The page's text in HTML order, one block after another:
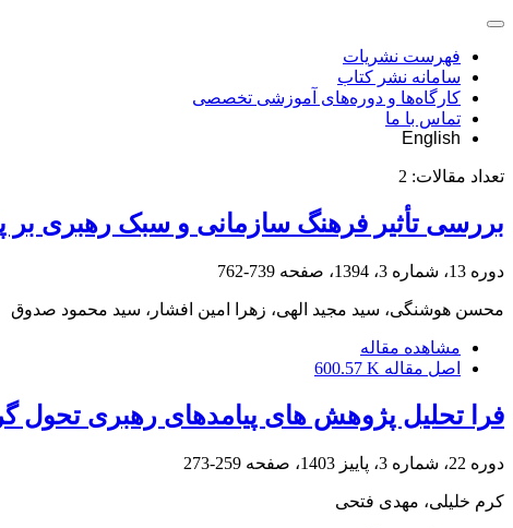
فهرست نشریات
سامانه نشر کتاب
کارگاه‌ها و دوره‌های آموزشی تخصصی
تماس با ما
English
تعداد مقالات: 2
بررسی تأثیر فرهنگ سازمانی و سبک رهبری
دوره 13، شماره 3، 1394، صفحه 739-762
محسن هوشنگی، سید مجید الهی، زهرا امین افشار، سید محمود صدوق
مشاهده مقاله
اصل مقاله 600.57 K
فرا تحلیل پژوهش های پیامدهای رهبری تحول
دوره 22، شماره 3، پاییز 1403، صفحه 259-273
کرم خلیلی، مهدی فتحی